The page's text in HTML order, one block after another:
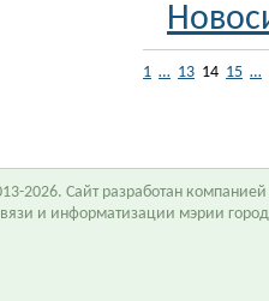
1 … 13 14 15 …
2026. Сайт разработан компанией
и информатизации мэрии